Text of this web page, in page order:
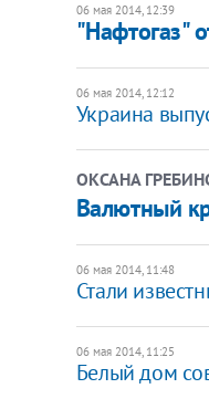
06 мая 2014, 12:39
"Нафтогаз"
06 мая 2014, 12:12
Украина
ОКСАНА
Валютный
06 мая 2014, 11:48
Стали
06 мая 2014, 11:25
Белый дом